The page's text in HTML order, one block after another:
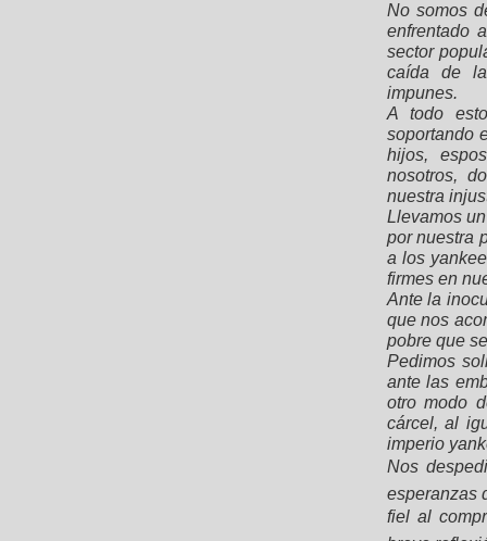
No somos
enfrentado
sector
caída de
impunes.
A todo
soportando
hijos,
nosotros,
nuestra
Llevamos
por nuestra
a los
firmes en
Ante la
que nos
pobre que
Pedimos
ante las
otro modo
cárcel, al
imperio
Nos
esperanzas
fiel al